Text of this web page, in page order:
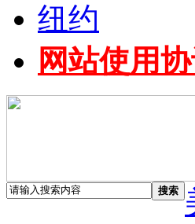
纽约
网站使用
搜索